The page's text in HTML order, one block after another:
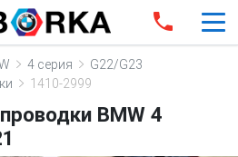
4 серия
G22/G23
1410-2999
BMW 4